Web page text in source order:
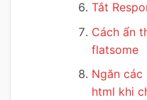
Tắt
Cách ẩn
flatsome
Ngăn các
html khi